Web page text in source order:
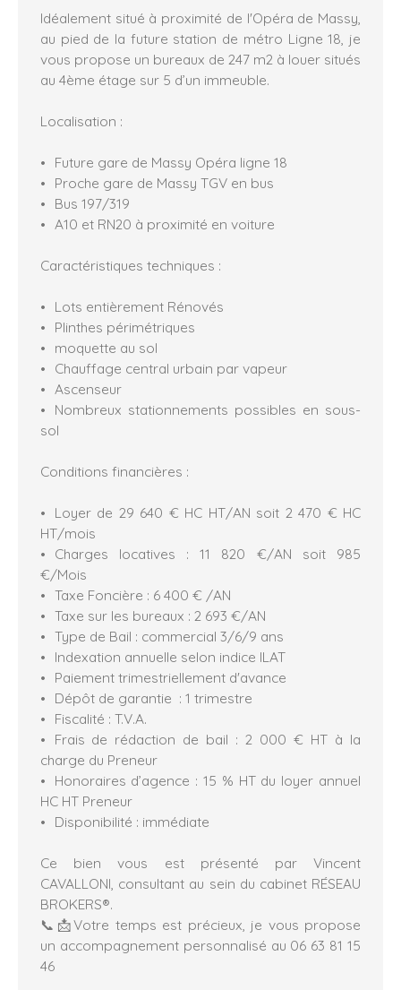
Idéalement situé à proximité de l'Opéra de Massy,
au pied de la future station de métro Ligne 18, je
vous propose un bureaux de 247 m2 à louer situés
au 4ème étage sur 5 d’un immeuble.
Localisation :
Future gare de Massy Opéra ligne 18
Proche gare de Massy TGV en bus
Bus 197/319
A10 et RN20 à proximité en voiture
Caractéristiques techniques :
Lots entièrement Rénovés
Plinthes périmétriques
moquette au sol
Chauffage central urbain par vapeur
Ascenseur
Nombreux stationnements possibles en sous-
sol
Conditions financières :
Loyer de 29 640 € HC HT/AN soit 2 470 € HC
HT/mois
Charges locatives : 11 820 €/AN soit 985
€/Mois
Taxe Foncière : 6 400 € /AN
Taxe sur les bureaux : 2 693 €/AN
Type de Bail : commercial 3/6/9 ans
Indexation annuelle selon indice ILAT
Paiement trimestriellement d'avance
Dépôt de garantie : 1 trimestre
Fiscalité : T.V.A.
Frais de rédaction de bail : 2 000 € HT à la
charge du Preneur
Honoraires d’agence : 15 % HT du loyer annuel
HC HT Preneur
Disponibilité : immédiate
Ce bien vous est présenté par Vincent
CAVALLONI, consultant au sein du cabinet RÉSEAU
BROKERS®️.
📞📩Votre temps est précieux, je vous propose
un accompagnement personnalisé au 06 63 81 15
46